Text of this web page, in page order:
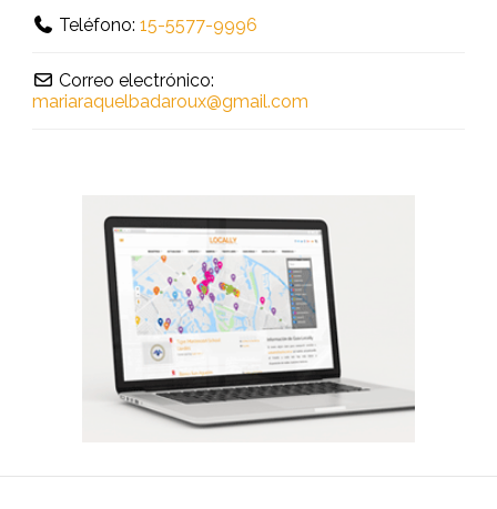
Teléfono:15-5577-9996
Correo electrónico:
mariaraquelbadaroux@gmail.com